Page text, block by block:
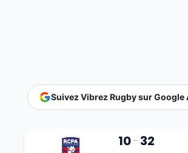
Suivez Vibrez Rugby sur Google
10- 32